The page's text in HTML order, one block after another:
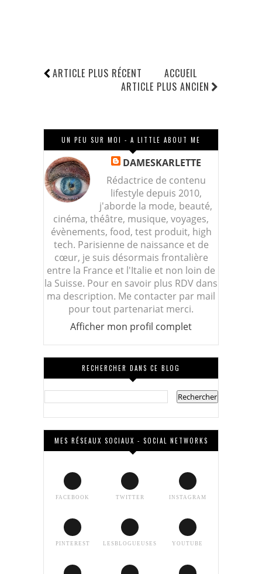
ARTICLE PLUS RÉCENT
ARTICLE PLUS ANCIEN
ACCUEIL
UN PEU SUR MOI - A LITTLE ABOUT ME
DAMESKARLETTE
Rédactrice de contenu
lifestyle depuis 2010,
j'aborde la mode, beauté,
cinéma, théâtre, musique, voyages,
évènements, food, test produit, high
tech. Parisienne de naissance et de
cœur, je suis désormais frontalière
entre la France et l'Italie et non loin de
la Suisse. Pour en savoir plus RDV dans
ma description. Me contacter par mail
pour tout partenariat merci.
Afficher mon profil complet
RECHERCHER DANS CE BLOG
MES RÉSEAUX SOCIAUX - SOCIAL NETWORKS
FACEBOOK TWITTER INSTAGRAM
PINTEREST LESBLOGUEUSES YOUTUBE